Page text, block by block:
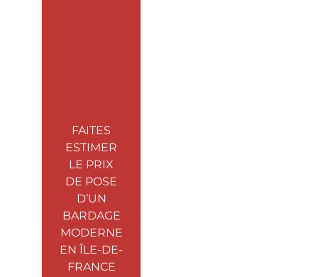
FAITES
ESTIMER
LE PRIX
DE POSE
D’UN
BARDAGE
MODERNE
EN ÎLE-DE-
FRANCE